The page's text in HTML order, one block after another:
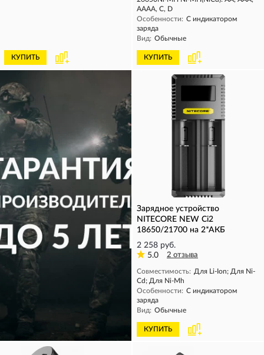
КУПИТЬ
AAAA, C, D
Особенности: С индикатором
заряда
Вид: Обычные
КУПИТЬ
Зарядное устройство
NITECORE NEW Ci2
18650/21700 на 2*АКБ
2 258 руб.
5.0
2 отзыва
Совместимость: Для Li-Ion; Для Ni-
Cd; Для Ni-Mh
Особенности: С индикатором
заряда
Вид: Обычные
КУПИТЬ